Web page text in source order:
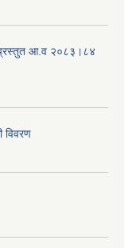
प्रस्तुत आ.व‍ २०८३।८४